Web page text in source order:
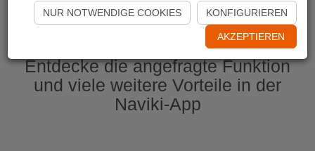
Entdecke die angefragte Funktion
und viele weitere Vorteile in der
Naviki-App
NUR NOTWENDIGE COOKIES KONFIGURIEREN
AKZEPTIEREN